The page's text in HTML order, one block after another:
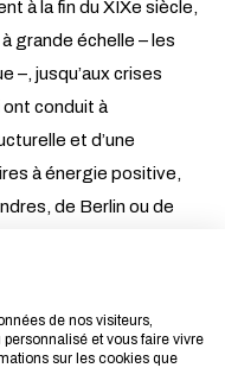
à la fin du XIXe siècle,
grande échelle – les
–, jusqu’aux crises
conduit à
et d’une
à énergie positive,
de Berlin ou de
productives
d’interconnexion.
de nos visiteurs,
et vous faire vivre
sur les cookies que